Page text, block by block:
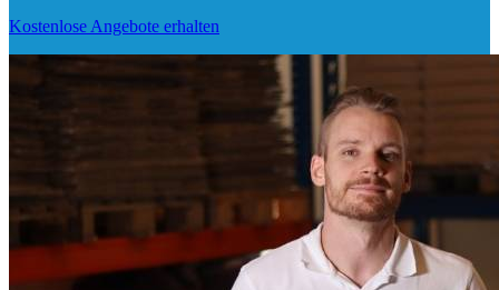
Kostenlose Angebote erhalten